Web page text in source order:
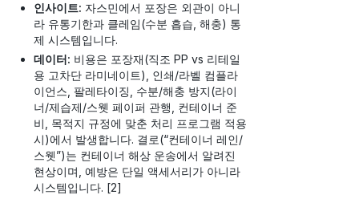
인사이트: 자스민에서 포장은 외관이 아니
라 유통기한과 클레임(수분 흡습, 해충) 통
제 시스템입니다.
데이터: 비용은 포장재(직조 PP vs 리테일
용 고차단 라미네이트), 인쇄/라벨 컴플라
이언스, 팔레타이징, 수분/해충 방지(라이
너/제습제/스웻 페이퍼 관행, 컨테이너 준
비, 목적지 규정에 맞춘 처리 프로그램 적용
시)에서 발생합니다. 결로(“컨테이너 레인/
스웻”)는 컨테이너 해상 운송에서 알려진
현상이며, 예방은 단일 액세서리가 아니라
시스템입니다. [2]